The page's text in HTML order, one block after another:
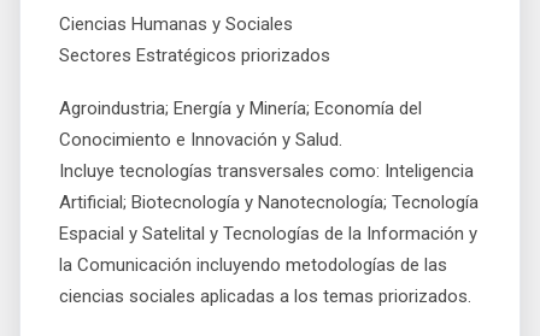
Ciencias Humanas y Sociales
Sectores Estratégicos priorizados
Agroindustria; Energía y Minería; Economía del
Conocimiento e Innovación y Salud.
Incluye tecnologías transversales como: Inteligencia
Artificial; Biotecnología y Nanotecnología; Tecnología
Espacial y Satelital y Tecnologías de la Información y
la Comunicación incluyendo metodologías de las
ciencias sociales aplicadas a los temas priorizados.